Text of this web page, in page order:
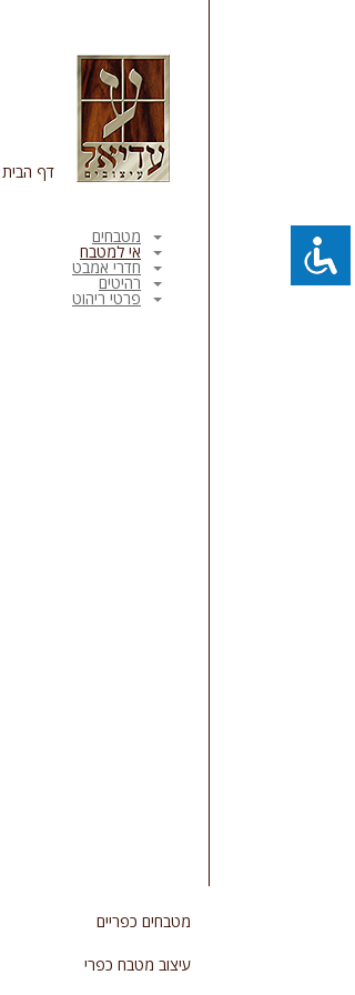
דף הבית
מטבחים
אי למטבח
חדרי אמבט
רהיטים
פרטי ריהוט
מטבחים כפריים
עיצוב מטבח כפרי